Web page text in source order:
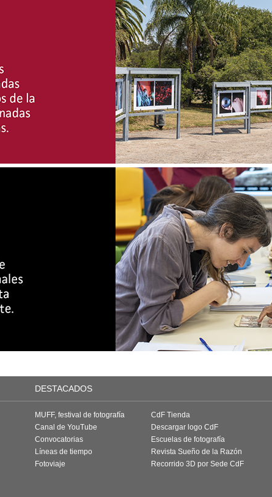
DESTACADOS
MUFF, festival de fotografía
Canal de YouTube
Convocatorias
Líneas de tiempo
Fotoviaje
CdF Tienda
Descargar logo CdF
Escuelas de fotografía
Revista Sueño de la Razón
Recorrido 3D por Sede CdF